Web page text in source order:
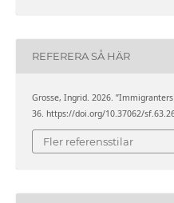
REFERERA SÅ HÄR
Grosse, Ingrid. 2026. ”Immigranters
36. https://doi.org/10.37062/
Fler referensstilar